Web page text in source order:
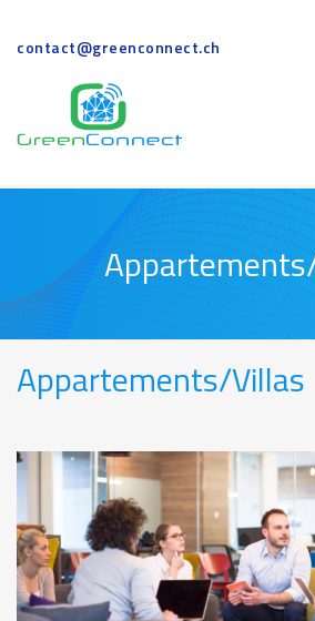
contenu
contact@greenconnect.ch
Appartements/Villas